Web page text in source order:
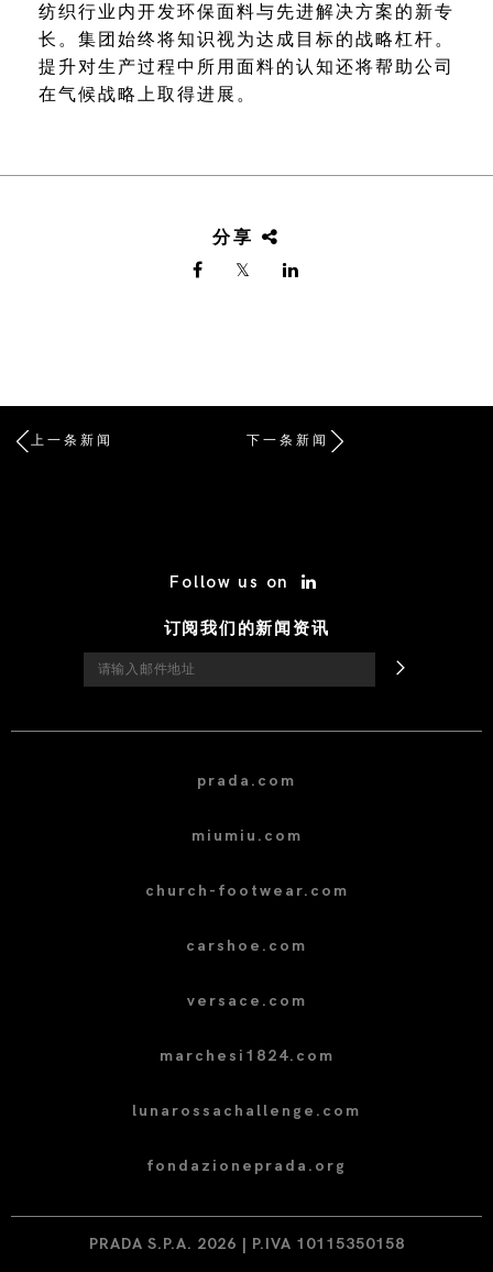
纺织行业内开发环保面料与先进解决方案的新专
长。集团始终将知识视为达成目标的战略杠杆。
提升对生产过程中所用面料的认知还将帮助公司
在气候战略上取得进展。
分享
上一条新闻 下一条新闻
Follow us on
订阅我们的新闻资讯
prada.com
miumiu.com
church-footwear.com
carshoe.com
versace.com
marchesi1824.com
lunarossachallenge.com
fondazioneprada.org
PRADA S.P.A. 2026 | P.IVA 10115350158